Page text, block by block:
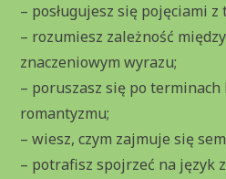
– posługujesz się pojęciami z
– rozumiesz zależność
znaczeniowym wyrazu;
– poruszasz się po terminach
romantyzmu;
– wiesz, czym zajmuje się
– potrafisz spojrzeć na język